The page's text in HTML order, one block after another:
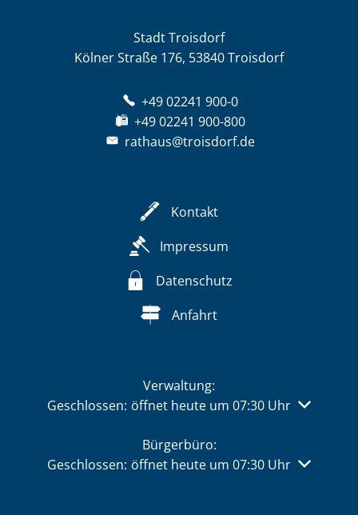
Stadt Troisdorf
Kölner Straße 176, 53840 Troisdorf
+49 02241 900-0
+49 02241 900-800
rathaus@troisdorf.de
Kontakt
Impressum
Datenschutz
Anfahrt
Verwaltung:
Klicken, um weitere Öffnungs- oder Schließzeiten
Geschlossen: öffnet heute um 07:30 Uhr
Bürgerbüro:
Klicken, um weitere Öffnungs- oder Schließzeiten
Geschlossen: öffnet heute um 07:30 Uhr